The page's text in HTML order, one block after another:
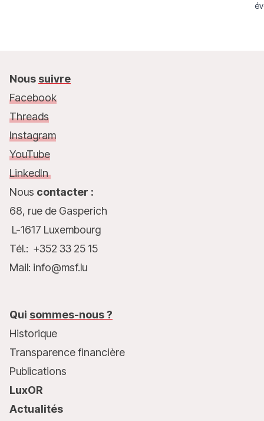
Nous suivre
Facebook
Threads
Instagram
YouTube
LinkedIn
Nous contacter :
68, rue de Gasperich
L-1617 Luxembourg
Tél.: +352 33 25 15
Mail: info@msf.lu
Qui sommes-nous ?
Historique
Transparence financière
Publications
LuxOR
Actualités